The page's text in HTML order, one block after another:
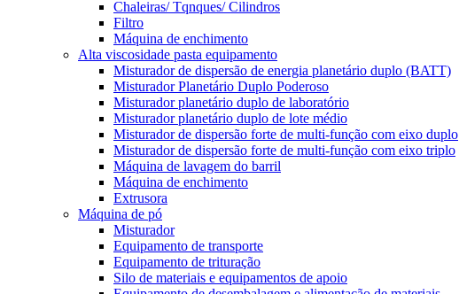
Chaleiras/ Tqnques/ Cilindros
Filtro
Máquina de enchimento
Alta viscosidade pasta equipamento
Misturador de dispersão de energia planetário duplo (BATT)
Misturador Planetário Duplo Poderoso
Misturador planetário duplo de laboratório
Misturador planetário duplo de lote médio
Misturador de dispersão forte de multi-função com eixo duplo
Misturador de dispersão forte de multi-função com eixo triplo
Máquina de lavagem do barril
Máquina de enchimento
Extrusora
Máquina de pó
Misturador
Equipamento de transporte
Equipamento de trituração
Silo de materiais e equipamentos de apoio